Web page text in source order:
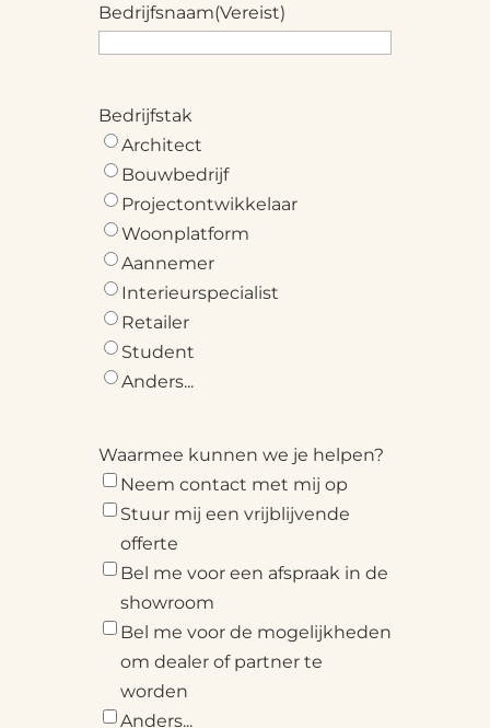
Bedrijfsnaam(Vereist)
Bedrijfstak
Architect
Bouwbedrijf
Projectontwikkelaar
Woonplatform
Aannemer
Interieurspecialist
Retailer
Student
Anders...
Waarmee kunnen we je helpen?
Neem contact met mij op
Stuur mij een vrijblijvende
offerte
Bel me voor een afspraak in de
showroom
Bel me voor de mogelijkheden
om dealer of partner te
worden
Anders...